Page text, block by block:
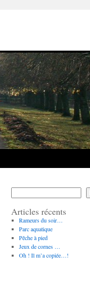
Articles récents
Rameurs du soir…
Parc aquatique
Pêche à pied
Jeux de cornes …
Oh ! Il m’a copiée…!